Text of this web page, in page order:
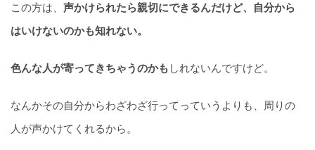
この方は、 声かけられたら親切にできるんだけど、自分から
はいけないのかも知れない。
色んな人が寄ってきちゃうのかも しれないんですけど。
なんかその自分からわざわざ行ってっていうよりも、周りの
人が声かけてくれるから。